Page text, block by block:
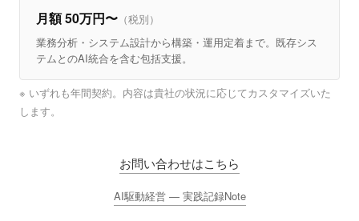
月額 50万円〜 （税別）
業務分析・システム設計から構築・運用定着まで。既存シス
テムとのAI統合を含む包括支援。
※ いずれも年間契約。内容は貴社の状況に応じてカスタマイズいた
します。
お問い合わせはこちら
AI駆動経営 — 実践記録Note